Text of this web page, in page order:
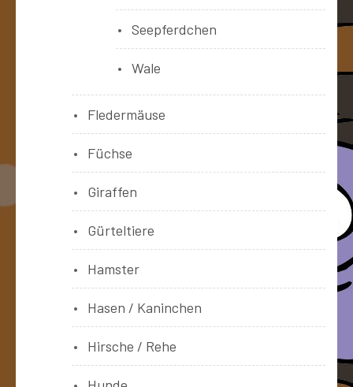
Seepferdchen
Wale
Fledermäuse
Füchse
Giraffen
Gürteltiere
Hamster
Hasen / Kaninchen
Hirsche / Rehe